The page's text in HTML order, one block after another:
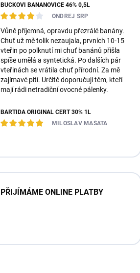
BUČKOVI BANÁNOVICE 46% 0,5L
ONDŘEJ SRP
Vůně příjemná, opravdu přezrálé banány.
Chuť už mě tolik nezaujala, prvních 10-15
vteřin po polknutí mi chuť banánů přišla
spíše umělá a syntetická. Po dalších pár
vteřinách se vrátila chuť přírodní. Za mě
zajímavé pití. Určitě doporučuji těm, kteří
mají rádi netradiční ovocné pálenky.
BARTIDA ORIGINÁL ČERT 30% 1L
MILOSLAV MAŠATA
PŘIJÍMÁME ONLINE PLATBY